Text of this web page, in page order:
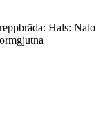
Hals: Nato